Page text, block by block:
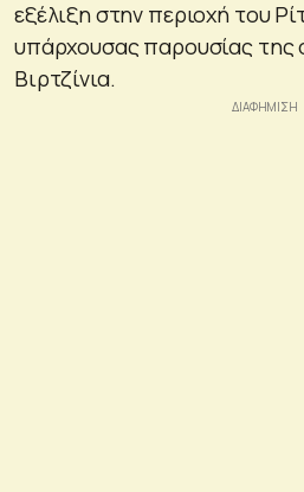
εξέλιξη στην περιοχή του
υπάρχουσας παρουσίας της
Βιρτζίνια.